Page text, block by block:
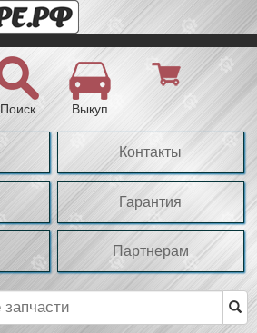
Поиск Выкуп
Контакты
Гарантия
Партнерам